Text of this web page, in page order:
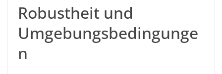
Robustheit und
Umgebungsbedingunge
n